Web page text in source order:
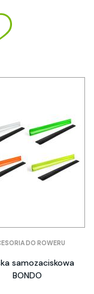
DO ROWERU
samozaciskowa
BONDO